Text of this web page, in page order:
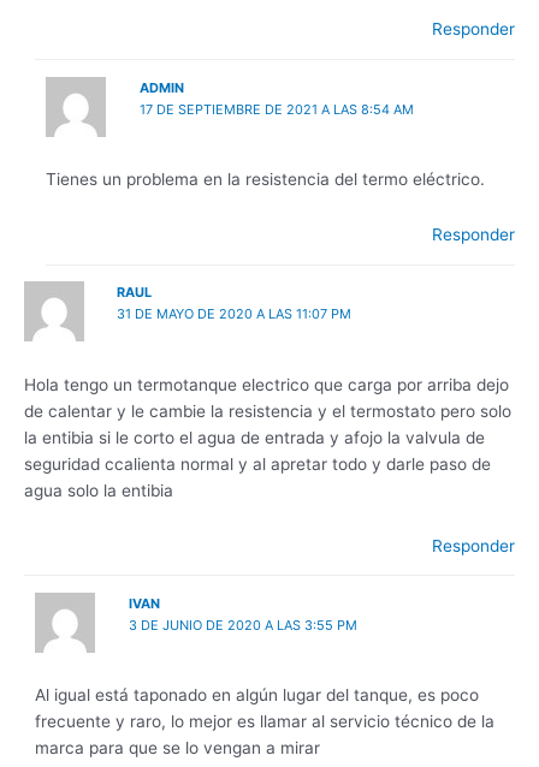
Responder
ADMIN
17 DE SEPTIEMBRE DE 2021 A LAS 8:54 AM
Tienes un problema en la resistencia del termo eléctrico.
Responder
RAUL
31 DE MAYO DE 2020 A LAS 11:07 PM
Hola tengo un termotanque electrico que carga por arriba dejo
de calentar y le cambie la resistencia y el termostato pero solo
la entibia si le corto el agua de entrada y afojo la valvula de
seguridad ccalienta normal y al apretar todo y darle paso de
agua solo la entibia
Responder
IVAN
3 DE JUNIO DE 2020 A LAS 3:55 PM
Al igual está taponado en algún lugar del tanque, es poco
frecuente y raro, lo mejor es llamar al servicio técnico de la
marca para que se lo vengan a mirar